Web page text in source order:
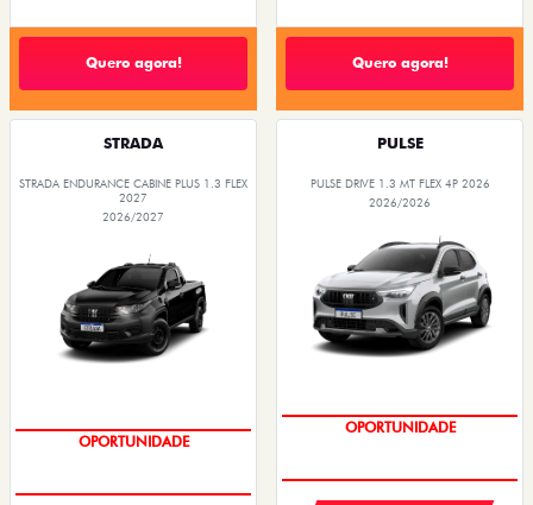
Quero agora! Quero agora!
STRADA
STRADA ENDURANCE CABINE PLUS 1.3 FLEX
2027
2026/2027
OPORTUNIDADE
PULSE
PULSE DRIVE 1.3 MT FLEX 4P 2026
2026/2026
OPORTUNIDADE